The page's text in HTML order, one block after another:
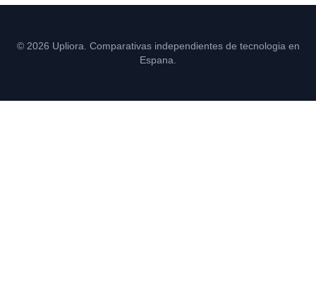
© 2026 Upliora. Comparativas independientes de tecnologia en
Espana.